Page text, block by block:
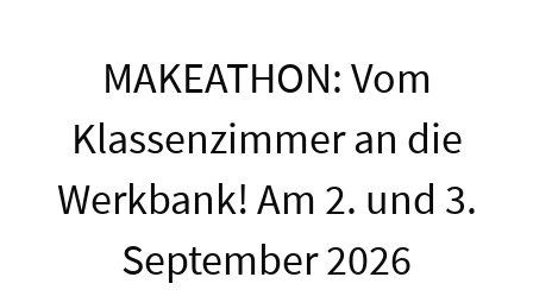
MAKEATHON: Vom
Klassenzimmer an die
Werkbank! Am 2. und 3.
September 2026